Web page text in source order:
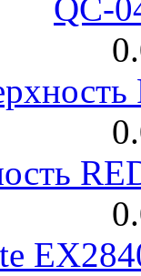
QC-